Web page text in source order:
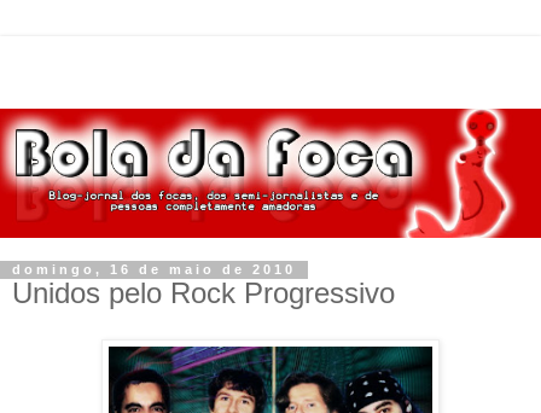
domingo, 16 de maio de 2010
Unidos pelo Rock Progressivo